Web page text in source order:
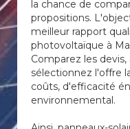
la chance de
propositions.
meilleur rapport
photovoltaïque à
Comparez les
sélectionnez l'offre
coûts, d'efficacité
environnemental.